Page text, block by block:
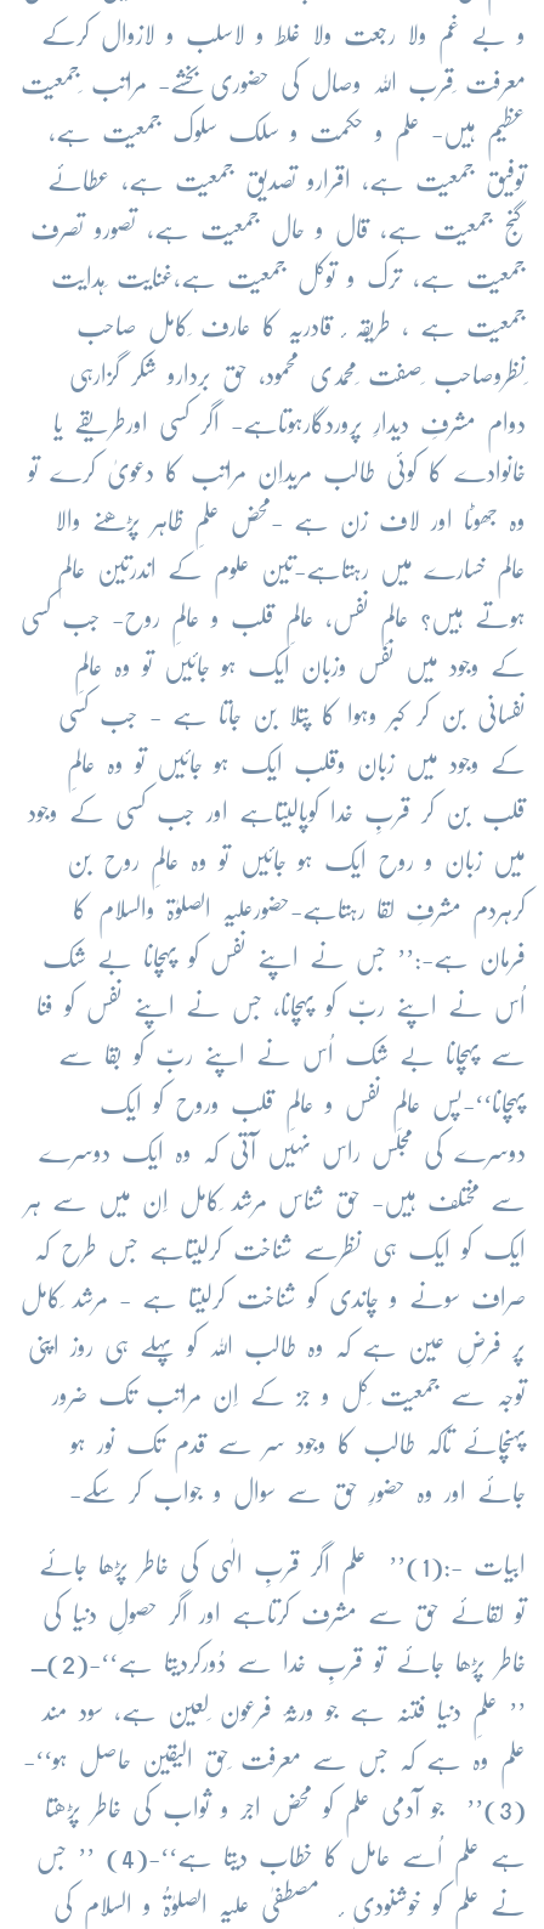
و بے غم ولا رجعت ولا غلط و لاسلب و لازوال کرکے
معرفت ِقرب اللہ وصال کی حضوری بخشے- مراتب ِجمعیت
عظیم ہیں- علم و حکمت و سلک سلوک جمعیت ہے،
توفیق جمعیت ہے، اقرارو تصدیق جمعیت ہے، عطائے
گنج جمعیت ہے، قال و حال جمعیت ہے، تصورو تصرف
جمعیت ہے، ترک و توکل جمعیت ہے،غنایت ِہدایت
جمعیت ہے ، طریقہ ٔ قادریہ کا عارف ِکامل صاحب
ِنظروصاحب ِصفت ِمحمدی محمود، حق بردارو شکر گزارہی
دوام مشرفِ دیدارِ پروردگارہوتاہے- اگر کسی اورطریقے یا
خانوادے کا کوئی طالب مریداِن مراتب کا دعویٰ کرے تو
وہ جھوٹا اور لاف زن ہے -محض علمِ ظاہر پڑھنے والا
عالم خسارے میں رہتاہے-تین علوم کے اندرتین عالم
ہوتے ہیں؟ عالمِ نفس، عالمِ قلب و عالمِ روح- جب کسی
کے وجود میں نفس وزبان ایک ہو جائیں تو وہ عالمِ
نفسانی بن کر کبر وہوا کا پتلا بن جاتا ہے - جب کسی
کے وجود میں زبان وقلب ایک ہو جائیں تو وہ عالمِ
قلب بن کر قربِ خدا کوپالیتاہے اور جب کسی کے وجود
میں زبان و روح ایک ہو جائیں تو وہ عالمِ روح بن
کرہردم مشرفِ لقا رہتاہے-حضورعلیہ الصلوٰۃ والسلام کا
فرمان ہے-:’’ جس نے اپنے نفس کو پہچانا بے شک
اُس نے اپنے ربّ کو پہچانا، جس نے اپنے نفس کو فنا
سے پہچانا بے شک اُس نے اپنے ربّ کو بقا سے
پہچانا‘‘-پس عالمِ نفس و عالمِ قلب وروح کو ایک
دوسرے کی مجلس راس نہیں آتی کہ وہ ایک دوسرے
سے مختلف ہیں- حق شناس مرشد ِکامل اِن میں سے ہر
ایک کو ایک ہی نظرسے شناخت کرلیتاہے جس طرح کہ
صراف سونے و چاندی کو شناخت کرلیتا ہے - مرشد ِکامل
پر فرضِ عین ہے کہ وہ طالب اللہ کو پہلے ہی روز اپنی
توجہ سے جمعیت ِکل و جز کے اِن مراتب تک ضرور
پہنچائے تاکہ طالب کا وجود سر سے قدم تک نور ہو
جائے اور وہ حضورِ حق سے سوال و جواب کر سکے-
ابیات -:(1)’’ علم اگر قربِ الٰہی کی خاطر پڑھا جائے
تو لقائے حق سے مشرف کرتاہے اور اگر حصولِ دنیا کی
خاطر پڑھا جائے تو قربِ خدا سے دُورکردیتا ہے‘‘-(2)ــ
’’ علمِ دنیا فتنہ ہے جو ورثۂ فرعون ِلعین ہے، سود مند
علم وہ ہے کہ جس سے معرفت ِحق الیقین حاصل ہو‘‘-
(3)’’ جو آدمی علم کو محض اجر و ثواب کی خاطر پڑھتا
ہے علم اُسے عامل کا خطاب دیتا ہے‘‘-(4) ’’ جس
نے علم کو خوشنودی ٔ مصطفیٰ علیہ الصلوٰۃُ و السلام کی